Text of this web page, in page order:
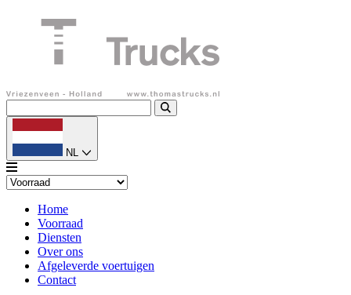
NL
Home
Voorraad
Diensten
Over ons
Afgeleverde voertuigen
Contact